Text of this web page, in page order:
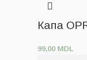
Капа
99,00 MDL